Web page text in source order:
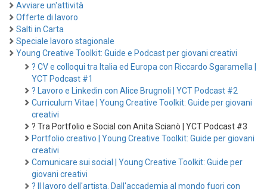
Avviare un'attività
Offerte di lavoro
Salti in Carta
Speciale lavoro stagionale
Young Creative Toolkit: Guide e Podcast per giovani creativi
? CV e colloqui tra Italia ed Europa con Riccardo Sgaramella |
YCT Podcast #1
? Lavoro e Linkedin con Alice Brugnoli | YCT Podcast #2
Curriculum Vitae | Young Creative Toolkit: Guide per giovani
creativi
? Tra Portfolio e Social con Anita Scianò | YCT Podcast #3
Portfolio creativo | Young Creative Toolkit: Guide per giovani
creativi
Comunicare sui social | Young Creative Toolkit: Guide per
giovani creativi
? Il lavoro dell'artista. Dall'accademia al mondo fuori con